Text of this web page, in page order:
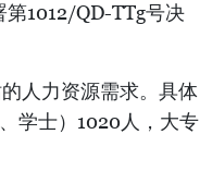
1012/QD-TTg号决
人力资源需求。具体
学士）1020人，大专